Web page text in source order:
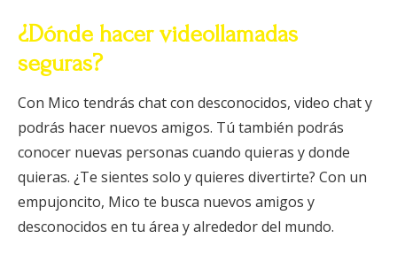
¿Dónde hacer videollamadas
seguras?
Con Mico tendrás chat con desconocidos, video chat y
podrás hacer nuevos amigos. Tú también podrás
conocer nuevas personas cuando quieras y donde
quieras. ¿Te sientes solo y quieres divertirte? Con un
empujoncito, Mico te busca nuevos amigos y
desconocidos en tu área y alrededor del mundo.